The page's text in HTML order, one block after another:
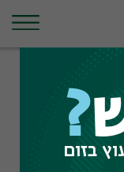
עצבית
לתואר
?
בזום